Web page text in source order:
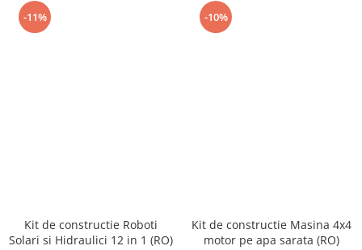
-11%
Kit de constructie Roboti
Solari si Hidraulici 12 in 1 (RO)
-10%
Kit de constructie Masina 4x4
motor pe apa sarata (RO)